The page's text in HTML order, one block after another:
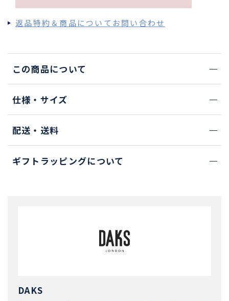
返品特約＆商品についてお問い合わせ
この商品について
仕様・サイズ
配送・送料
ギフトラッピングについて
DAKS